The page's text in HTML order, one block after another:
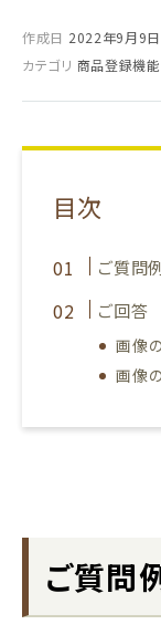
作成日 2022年9月9日
カテゴリ 商品登録機能
目次
ご質問
ご回答
画像
画像
ご質問